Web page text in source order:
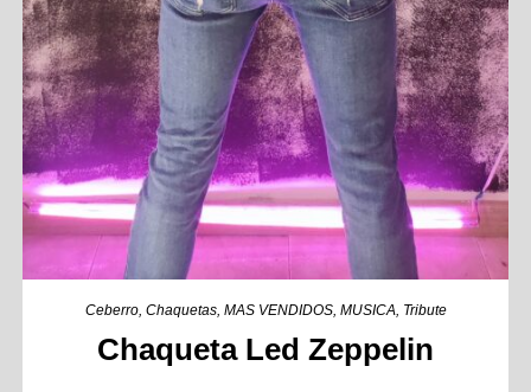
Ceberro, Chaquetas, MAS VENDIDOS, MUSICA, Tribute
Chaqueta Led Zeppelin